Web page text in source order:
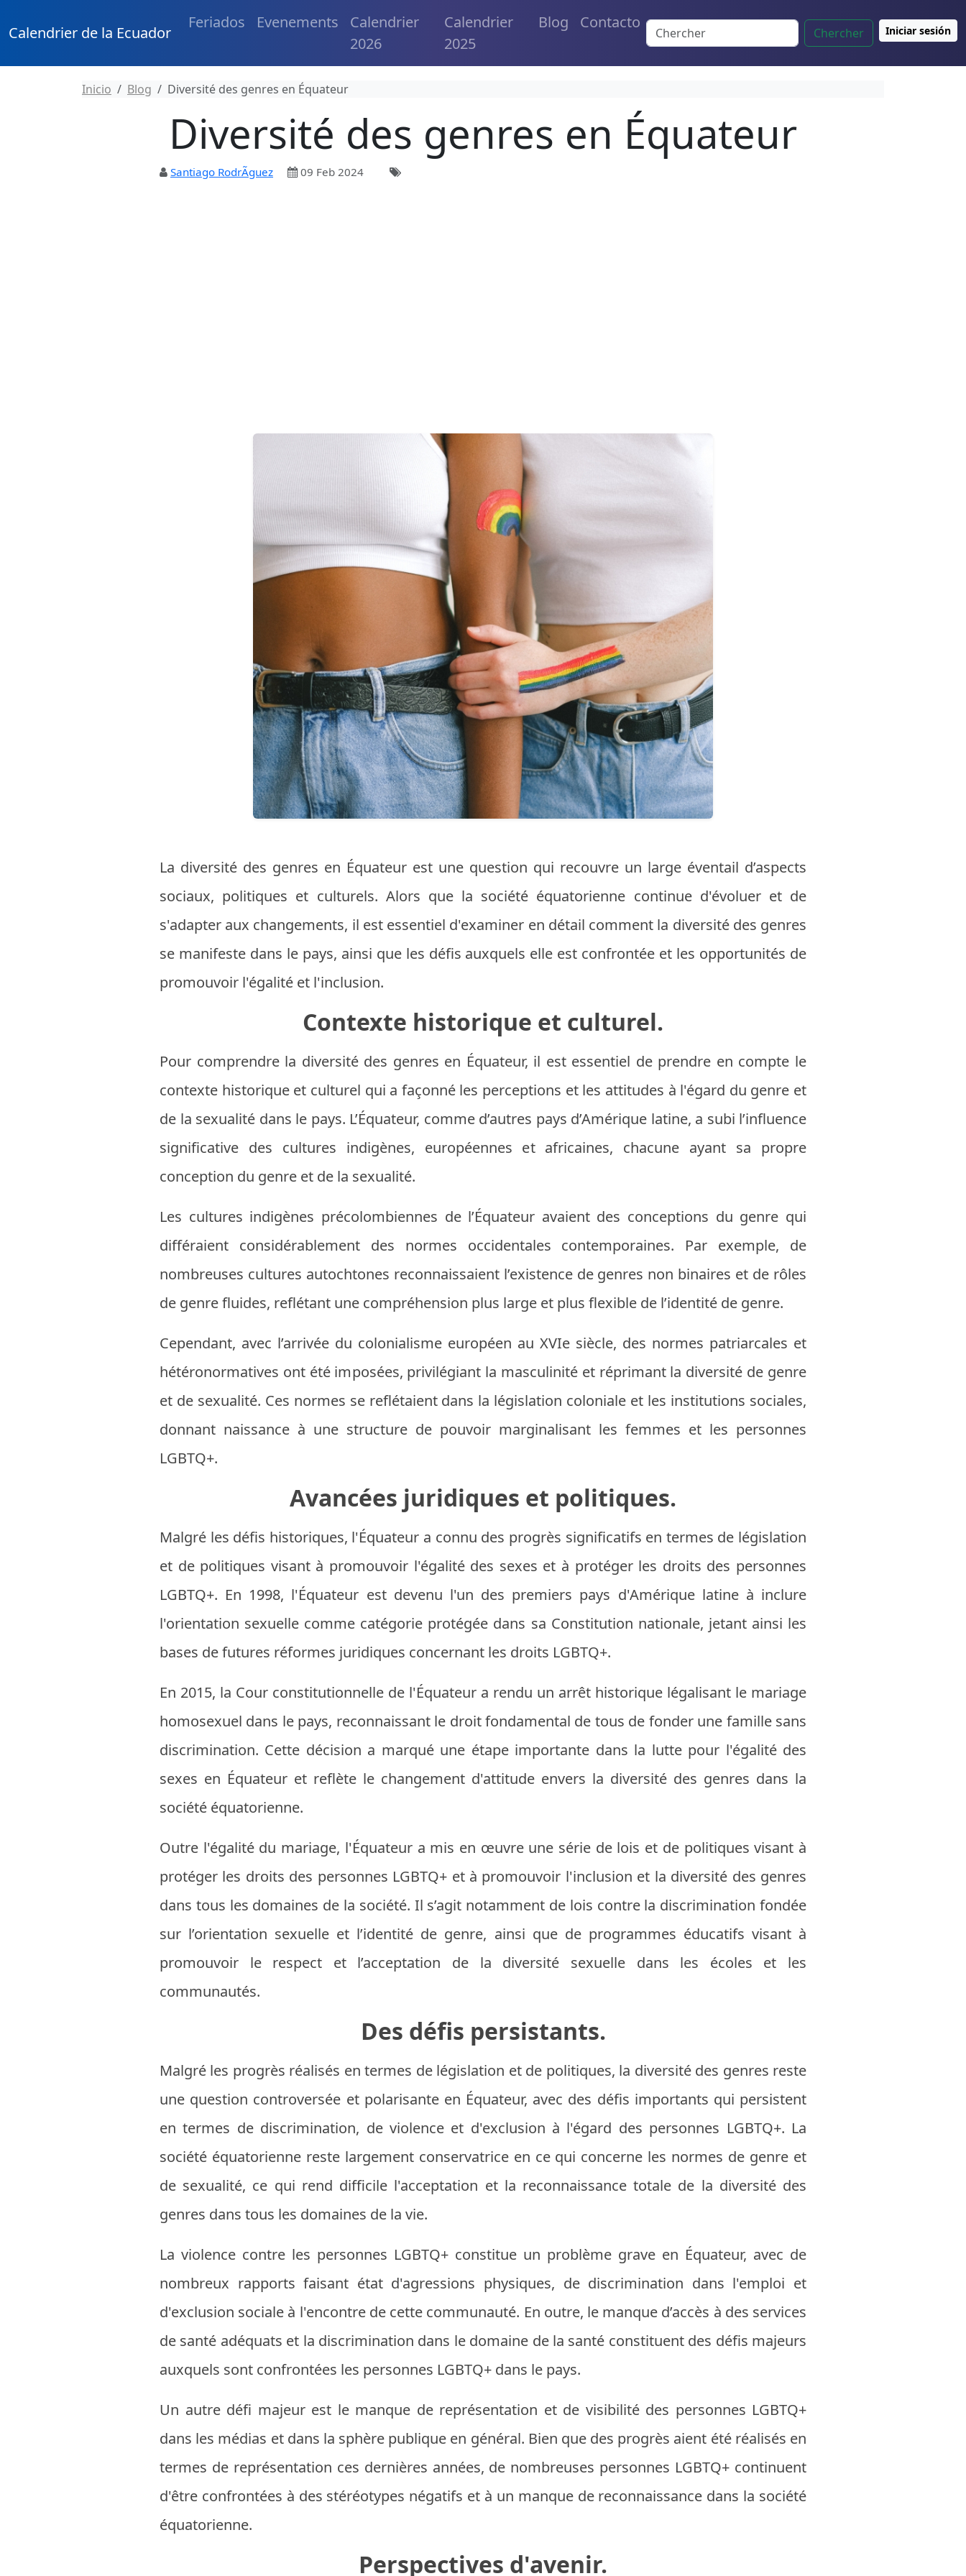
Calendrier de la Ecuador
Feriados Evenements
Calendrier
2026
Calendrier
2025
Blog Contacto
Chercher Iniciar sesión
Inicio Blog Diversité des genres en Équateur
Diversité des genres en Équateur
Santiago RodrÃ­guez 09 Feb 2024
La diversité des genres en Équateur est une question qui recouvre un large éventail d’aspects
sociaux, politiques et culturels. Alors que la société équatorienne continue d'évoluer et de
s'adapter aux changements, il est essentiel d'examiner en détail comment la diversité des genres
se manifeste dans le pays, ainsi que les défis auxquels elle est confrontée et les opportunités de
promouvoir l'égalité et l'inclusion.
Contexte historique et culturel.
Pour comprendre la diversité des genres en Équateur, il est essentiel de prendre en compte le
contexte historique et culturel qui a façonné les perceptions et les attitudes à l'égard du genre et
de la sexualité dans le pays. L’Équateur, comme d’autres pays d’Amérique latine, a subi l’influence
significative des cultures indigènes, européennes et africaines, chacune ayant sa propre
conception du genre et de la sexualité.
Les cultures indigènes précolombiennes de l’Équateur avaient des conceptions du genre qui
différaient considérablement des normes occidentales contemporaines. Par exemple, de
nombreuses cultures autochtones reconnaissaient l’existence de genres non binaires et de rôles
de genre fluides, reflétant une compréhension plus large et plus flexible de l’identité de genre.
Cependant, avec l’arrivée du colonialisme européen au XVIe siècle, des normes patriarcales et
hétéronormatives ont été imposées, privilégiant la masculinité et réprimant la diversité de genre
et de sexualité. Ces normes se reflétaient dans la législation coloniale et les institutions sociales,
donnant naissance à une structure de pouvoir marginalisant les femmes et les personnes
LGBTQ+.
Avancées juridiques et politiques.
Malgré les défis historiques, l'Équateur a connu des progrès significatifs en termes de législation
et de politiques visant à promouvoir l'égalité des sexes et à protéger les droits des personnes
LGBTQ+. En 1998, l'Équateur est devenu l'un des premiers pays d'Amérique latine à inclure
l'orientation sexuelle comme catégorie protégée dans sa Constitution nationale, jetant ainsi les
bases de futures réformes juridiques concernant les droits LGBTQ+.
En 2015, la Cour constitutionnelle de l'Équateur a rendu un arrêt historique légalisant le mariage
homosexuel dans le pays, reconnaissant le droit fondamental de tous de fonder une famille sans
discrimination. Cette décision a marqué une étape importante dans la lutte pour l'égalité des
sexes en Équateur et reflète le changement d'attitude envers la diversité des genres dans la
société équatorienne.
Outre l'égalité du mariage, l'Équateur a mis en œuvre une série de lois et de politiques visant à
protéger les droits des personnes LGBTQ+ et à promouvoir l'inclusion et la diversité des genres
dans tous les domaines de la société. Il s’agit notamment de lois contre la discrimination fondée
sur l’orientation sexuelle et l’identité de genre, ainsi que de programmes éducatifs visant à
promouvoir le respect et l’acceptation de la diversité sexuelle dans les écoles et les
communautés.
Des défis persistants.
Malgré les progrès réalisés en termes de législation et de politiques, la diversité des genres reste
une question controversée et polarisante en Équateur, avec des défis importants qui persistent
en termes de discrimination, de violence et d'exclusion à l'égard des personnes LGBTQ+. La
société équatorienne reste largement conservatrice en ce qui concerne les normes de genre et
de sexualité, ce qui rend difficile l'acceptation et la reconnaissance totale de la diversité des
genres dans tous les domaines de la vie.
La violence contre les personnes LGBTQ+ constitue un problème grave en Équateur, avec de
nombreux rapports faisant état d'agressions physiques, de discrimination dans l'emploi et
d'exclusion sociale à l'encontre de cette communauté. En outre, le manque d’accès à des services
de santé adéquats et la discrimination dans le domaine de la santé constituent des défis majeurs
auxquels sont confrontées les personnes LGBTQ+ dans le pays.
Un autre défi majeur est le manque de représentation et de visibilité des personnes LGBTQ+
dans les médias et dans la sphère publique en général. Bien que des progrès aient été réalisés en
termes de représentation ces dernières années, de nombreuses personnes LGBTQ+ continuent
d'être confrontées à des stéréotypes négatifs et à un manque de reconnaissance dans la société
équatorienne.
Perspectives d'avenir.